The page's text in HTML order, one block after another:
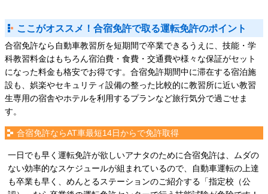
ここがオススメ！合宿免許で取る運転免許のポイント
合宿免許なら自動車教習所を短期間で卒業できるうえに、技能・学
科教習料金はもちろん宿泊費・食費・交通費や様々な保証がセット
になった料金も格安でお得です。合宿免許期間中に滞在する宿泊施
設も、娯楽やセキュリティ設備の整った比較的に教習所に近い教習
生専用の宿舎やホテルを利用するプランなど旅行気分で過ごせま
す。
合宿免許ならAT車最短14日からで免許取得
一日でも早く運転免許が欲しいアナタのために合宿免許は、ムダの
ない効率的なスケジュールが組まれているので、自動車運転の上達
も卒業も早く、めんとるステーションのご紹介する「指定校（公